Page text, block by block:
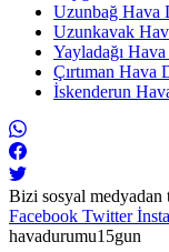
Uzunbağ Hava
Uzunkavak
Yayladağı
Çırtıman Hava
İskenderun
Bizi sosyal medyadan
Facebook Twitter
havadurumu15gun